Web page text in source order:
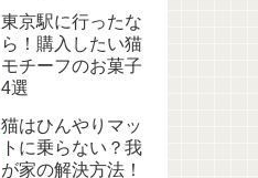
東京駅に行ったな
ら！購入したい猫
モチーフのお菓子
4選
猫はひんやりマッ
トに乗らない？我
が家の解決方法！